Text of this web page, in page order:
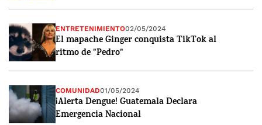
ENTRETENIMIENTO02/05/2024
El mapache Ginger conquista TikTok al
ritmo de "Pedro"
COMUNIDAD01/05/2024
¡Alerta Dengue! Guatemala Declara
Emergencia Nacional